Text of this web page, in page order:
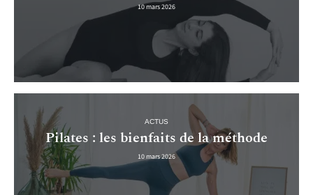
10 mars 2026
ACTUS
Pilates : les bienfaits de la méthode
10 mars 2026